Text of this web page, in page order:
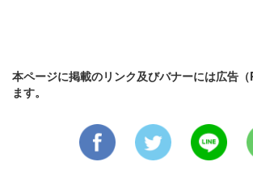
本ページに掲載のリンク及びバナーには広告
ます。